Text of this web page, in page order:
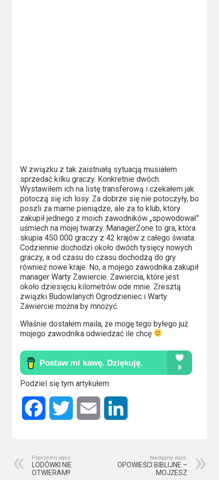
na
faktach
Thrillery
Streaming
Amazon
Prime
Video
Apple
TV
+
HBO
Max
Netflix
Podsumowania
W związku z tak zaistniałą sytuacją musiałem
sprzedać kilku graczy. Konkretnie dwóch.
Wystawiłem ich na listę transferową i czekałem jak
potoczą się ich losy. Za dobrze się nie potoczyły, bo
poszli za marne pieniądze, ale za to klub, który
zakupił jednego z moich zawodników „spowodował”
uśmiech na mojej twarzy. ManagerZone to gra, która
skupia 450 000 graczy z 42 krajów z całego świata.
Codziennie dochodzi około dwóch tysięcy nowych
graczy, a od czasu do czasu dochodzą do gry
również nowe kraje. No, a mojego zawodnika zakupił
manager Warty Zawiercie. Zawiercia, które jest
około dziesięciu kilometrów ode mnie. Zresztą
związki Budowlanych Ogrodzieniec i Warty
Zawiercie można by mnożyć.
Właśnie dostałem maila, że mogę tego byłego już
mojego zawodnika odwiedzać ile chcę
Podziel się tym artykułem:
Facebook Twitter Email
Poprzedni wpis:
LODÓWKI NIE
OTWIERAM!!
Następny wpis:
OPOWIEŚCI BIBLIJNE –
MOJŻESZ